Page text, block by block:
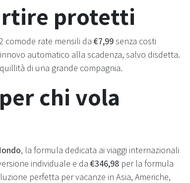
protetti
comode rate mensili da €7,99senza costi
automatico alla scadenza, salvo disdetta.
di una grande compagnia.
chi vola
, la formula dedicata ai viaggi internazionali
individuale e da €346,98 per la formula
perfetta per vacanze in Asia, Americhe,